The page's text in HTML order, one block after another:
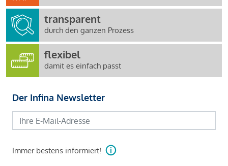
transparent
durch den ganzen Prozess
flexibel
damit es einfach passt
Der Infina Newsletter
Immer bestens informiert!